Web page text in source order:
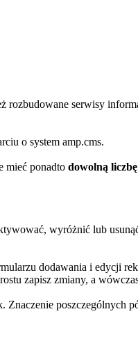
rozbudowane serwisy
o system amp.cms.
mieć ponadto dowolną
wyróżnić lub
dodawania i edycji
zapisz zmiany, a
poszczególnych